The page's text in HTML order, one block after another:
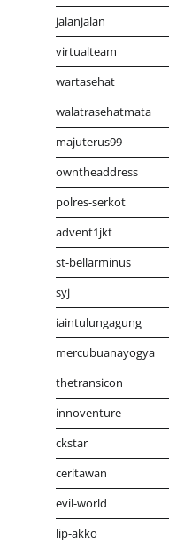
jalanjalan
virtualteam
wartasehat
walatrasehatmata
majuterus99
owntheaddress
polres-serkot
advent1jkt
st-bellarminus
syj
iaintulungagung
mercubuanayogya
thetransicon
innoventure
ckstar
ceritawan
evil-world
lip-akko